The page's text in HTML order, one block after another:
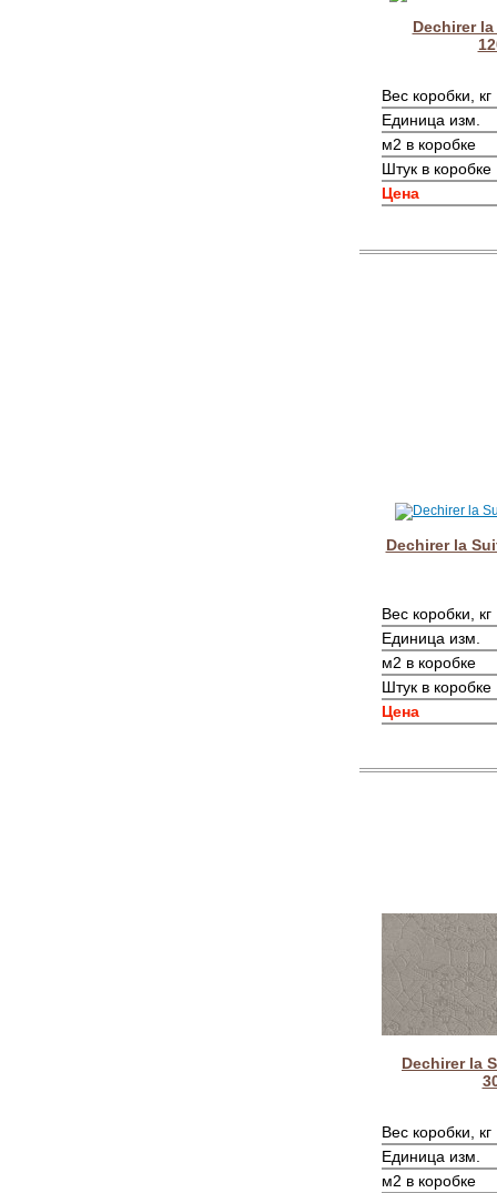
Dechirer
Вес коробки, кг
Единица изм.
м2 в коробке
Штук в коробке
Цена
Dechirer la
Вес коробки, кг
Единица изм.
м2 в коробке
Штук в коробке
Цена
Dechirer la
Вес коробки, кг
Единица изм.
м2 в коробке